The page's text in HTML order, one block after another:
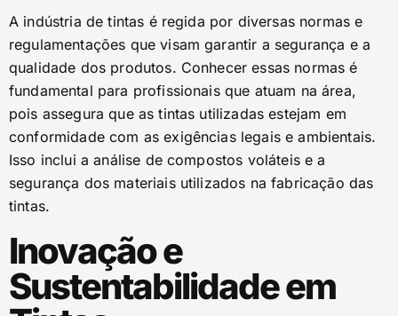
A indústria de tintas é regida por diversas normas e
regulamentações que visam garantir a segurança e a
qualidade dos produtos. Conhecer essas normas é
fundamental para profissionais que atuam na área,
pois assegura que as tintas utilizadas estejam em
conformidade com as exigências legais e ambientais.
Isso inclui a análise de compostos voláteis e a
segurança dos materiais utilizados na fabricação das
tintas.
Inovação e
Sustentabilidade em